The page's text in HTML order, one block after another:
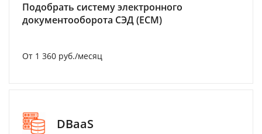
Подобрать систему электронного
документооборота СЭД (ECM)
От 1 360 руб./месяц
DBaaS